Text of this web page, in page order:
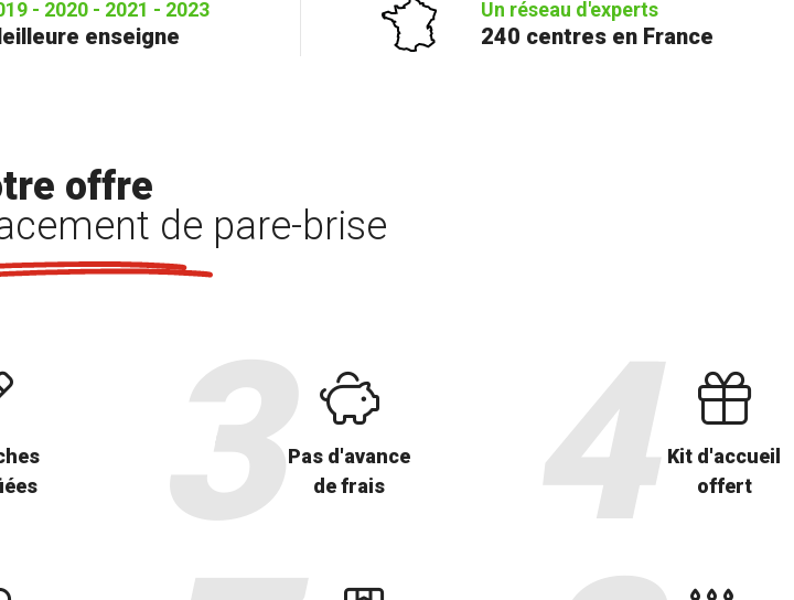
- 2020 - 2021 - 2023
enseigne
Un réseau d'experts
240 centres en France
offre
de pare-brise
Pas d'avance
de frais
Kit d'accueil
offert